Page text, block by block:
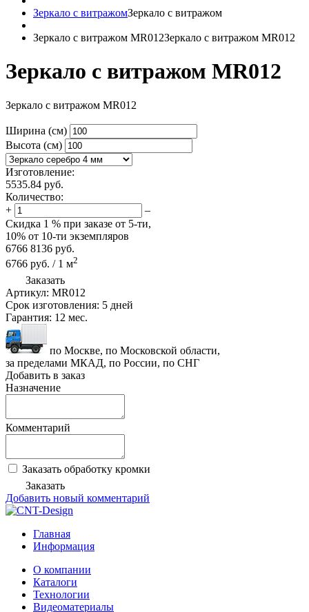
Зеркало с витражомЗеркало с витражом
Зеркало с витражом MR012Зеркало с витражом MR012
Зеркало с витражом MR012
Зеркало с витражом MR012
Ширина (см)
Высота (см)
Изготовление:
5535.84 руб.
Количество:
+
–
Скидка 1 % при заказе от 5-ти,
10% от 10-ти экземпляров
6766 8136 руб.
6766 руб. / 1 м2
Заказать
Артикул: MR012
Срок изготовления: 5 дней
Гарантия: 12 мес.
по Москве, по Московской области,
за пределами МКАД, по России, по СНГ
Добавить в заказ
Назначение
Комментарий
Заказать обработку кромки
Заказать
Добавить новый комментарий
Главная
Информация
О компании
Каталоги
Технологии
Видеоматериалы